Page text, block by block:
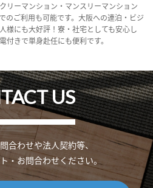
リーマンション・マンスリーマンション
のご利用も可能です。大阪への連泊・ビジ
様にも大好評！寮・社宅としても安心し
付きで単身赴任にも便利です。
US
合わせや法人契約等、
・お問合わせください。